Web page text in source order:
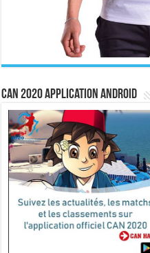
CAN 2020 Application Android